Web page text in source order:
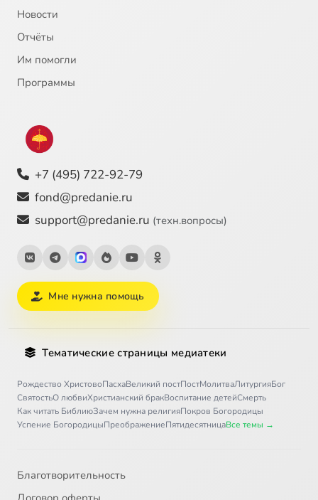
Новости
Отчёты
Им помогли
Программы
+7 (495) 722-92-79
fond@predanie.ru
support@predanie.ru (техн.вопросы)
Мне нужна помощь
Тематические страницы медиатеки
Рождество ХристовоПасхаВеликий постПостМолитваЛитургияБог
СвятостьО любвиХристианский бракВоспитание детейСмерть
Как читать БиблиюЗачем нужна религияПокров Богородицы
Успение БогородицыПреображениеПятидесятницаВсе темы →
Благотворительность